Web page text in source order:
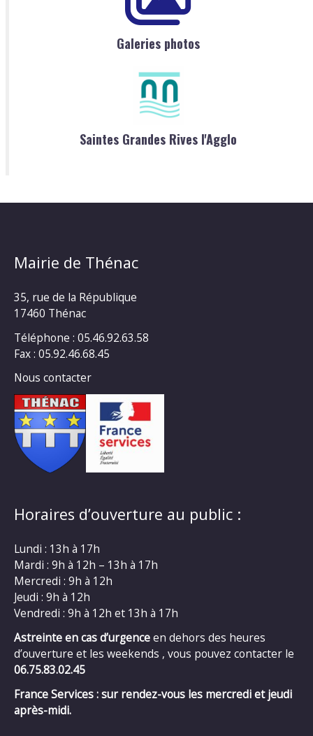
Galeries photos
Saintes Grandes Rives l'Agglo
Mairie de Thénac
35, rue de la République
17460 Thénac
Téléphone : 05.46.92.63.58
Fax : 05.92.46.68.45
Nous contacter
Horaires d’ouverture au public :
Lundi : 13h à 17h
Mardi : 9h à 12h – 13h à 17h
Mercredi : 9h à 12h
Jeudi : 9h à 12h
Vendredi : 9h à 12h et 13h à 17h
Astreinte en cas d’urgenceen dehors des heures
d’ouverture et les weekends , vous pouvez contacter le
06.75.83.02.45
France Services : sur rendez-vous les mercredi et jeudi
après-midi.